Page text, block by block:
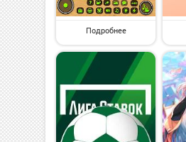
Подробнее